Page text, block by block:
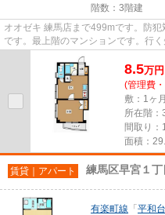
階数：3階建
オオゼキ 練馬店まで499mです。防
です。最上階のマンションです。行
物件です。VERUSでは、西武池袋...
8.5万円
(管理費
敷：1ヶ
所在階：
間取り：
面積：
賃貸｜アパート 練馬区早宮１丁
有楽町線 「 平和台